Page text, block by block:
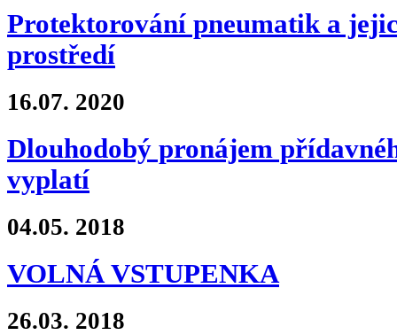
Protektorování pneumatik a
prostředí
16.07. 2020
Dlouhodobý pronájem
vyplatí
04.05. 2018
VOLNÁ VSTUPENKA
26.03. 2018